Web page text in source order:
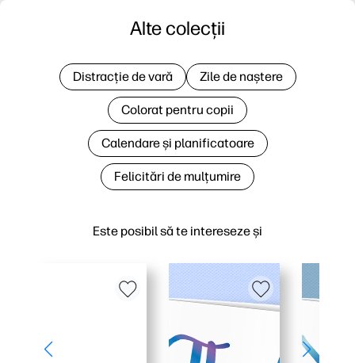
Este posibil să te intereseze și
Alte colecții
Distracție de vară Zile de naștere
Colorat pentru copii
Calendare și planificatoare
Felicitări de mulțumire